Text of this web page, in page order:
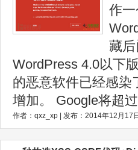
作
藏
WordPress 4.0以下
的恶意软件已经感染
增加。 Google将超
作者：qxz_xp | 发布：2014年12月17